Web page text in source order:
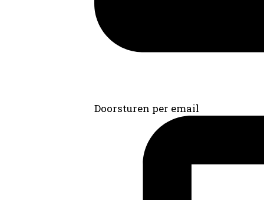
Doorsturen per email